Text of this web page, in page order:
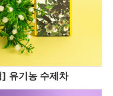
유기농 수제차